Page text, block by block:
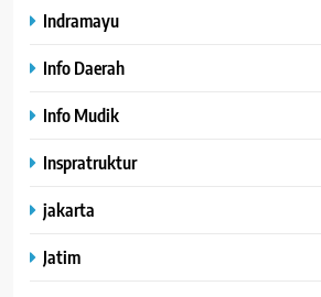
Indramayu
Info Daerah
Info Mudik
Inspratruktur
jakarta
Jatim